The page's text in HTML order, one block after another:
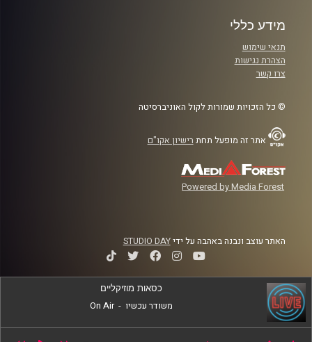
מידע כללי
תנאי שימוש
הצהרת נגישות
צרו קשר
© כל הזכויות שמורות לקול האוניברסיטה
אתר זה מופעל תחת רישיון אקו"ם
Powered by Media Forest
האתר עוצב ונבנה באהבה על ידיSTUDIO DAY
כסאות מוזיקליים
משודר עכשיו -
On Air